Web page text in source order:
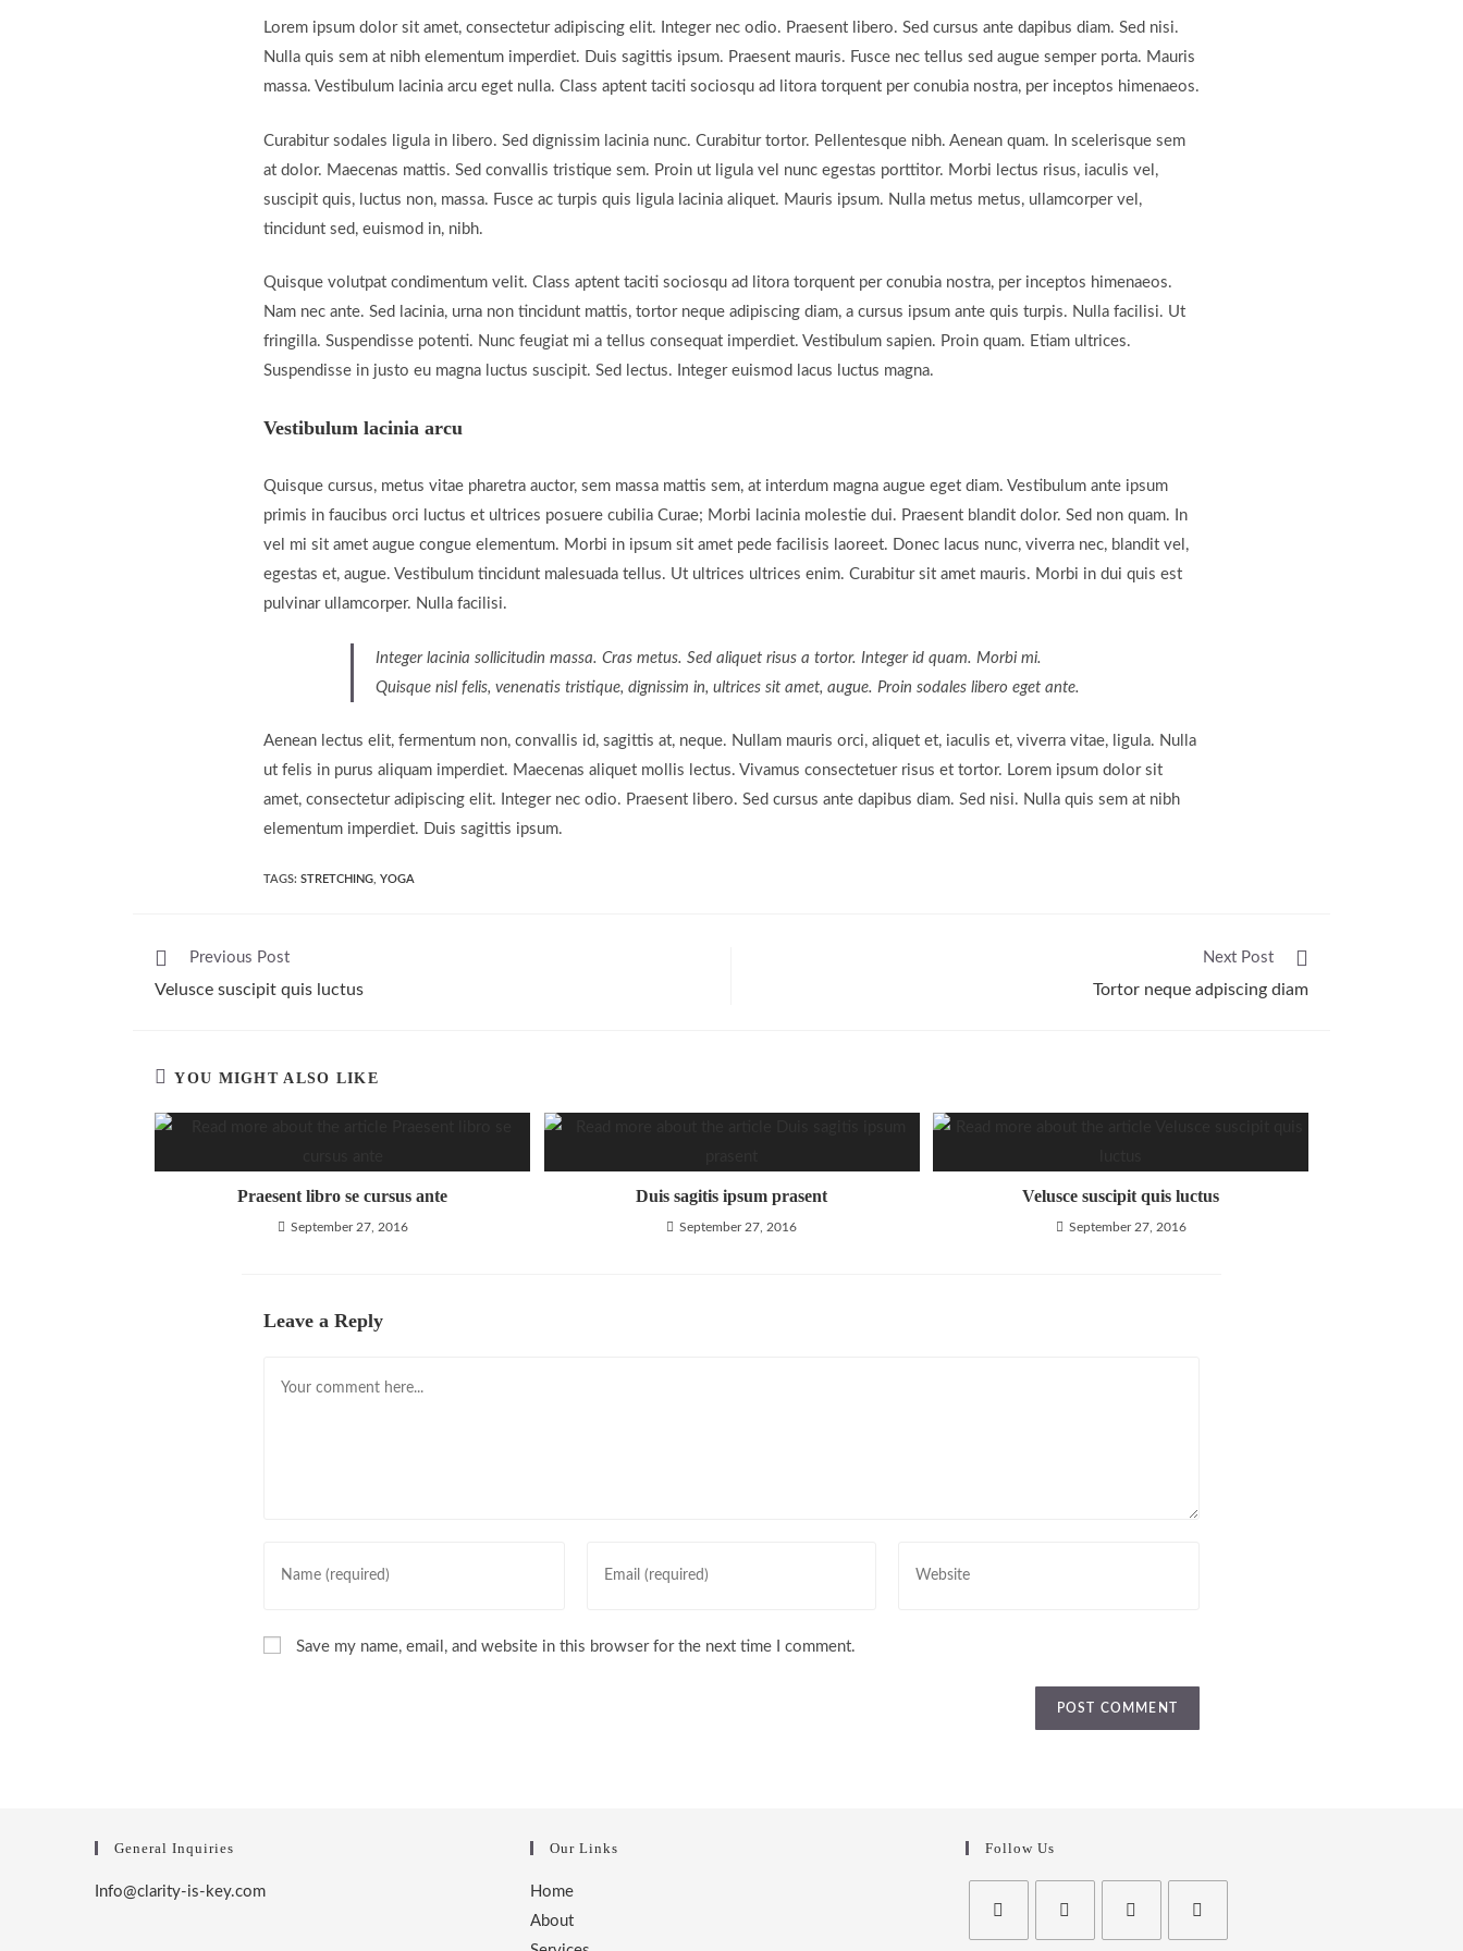
Lorem ipsum dolor sit amet, consectetur adipiscing elit. Integer nec odio. Praesent libero. Sed cursus ante dapibus diam. Sed nisi.
Nulla quis sem at nibh elementum imperdiet. Duis sagittis ipsum. Praesent mauris. Fusce nec tellus sed augue semper porta. Mauris
massa. Vestibulum lacinia arcu eget nulla. Class aptent taciti sociosqu ad litora torquent per conubia nostra, per inceptos himenaeos.
Curabitur sodales ligula in libero. Sed dignissim lacinia nunc. Curabitur tortor. Pellentesque nibh. Aenean quam. In scelerisque sem
at dolor. Maecenas mattis. Sed convallis tristique sem. Proin ut ligula vel nunc egestas porttitor. Morbi lectus risus, iaculis vel,
suscipit quis, luctus non, massa. Fusce ac turpis quis ligula lacinia aliquet. Mauris ipsum. Nulla metus metus, ullamcorper vel,
tincidunt sed, euismod in, nibh.
Quisque volutpat condimentum velit. Class aptent taciti sociosqu ad litora torquent per conubia nostra, per inceptos himenaeos.
Nam nec ante. Sed lacinia, urna non tincidunt mattis, tortor neque adipiscing diam, a cursus ipsum ante quis turpis. Nulla facilisi. Ut
fringilla. Suspendisse potenti. Nunc feugiat mi a tellus consequat imperdiet. Vestibulum sapien. Proin quam. Etiam ultrices.
Suspendisse in justo eu magna luctus suscipit. Sed lectus. Integer euismod lacus luctus magna.
Vestibulum lacinia arcu
Quisque cursus, metus vitae pharetra auctor, sem massa mattis sem, at interdum magna augue eget diam. Vestibulum ante ipsum
primis in faucibus orci luctus et ultrices posuere cubilia Curae; Morbi lacinia molestie dui. Praesent blandit dolor. Sed non quam. In
vel mi sit amet augue congue elementum. Morbi in ipsum sit amet pede facilisis laoreet. Donec lacus nunc, viverra nec, blandit vel,
egestas et, augue. Vestibulum tincidunt malesuada tellus. Ut ultrices ultrices enim. Curabitur sit amet mauris. Morbi in dui quis est
pulvinar ullamcorper. Nulla facilisi.
Integer lacinia sollicitudin massa. Cras metus. Sed aliquet risus a tortor. Integer id quam. Morbi mi.
Quisque nisl felis, venenatis tristique, dignissim in, ultrices sit amet, augue. Proin sodales libero eget ante.
Aenean lectus elit, fermentum non, convallis id, sagittis at, neque. Nullam mauris orci, aliquet et, iaculis et, viverra vitae, ligula. Nulla
ut felis in purus aliquam imperdiet. Maecenas aliquet mollis lectus. Vivamus consectetuer risus et tortor. Lorem ipsum dolor sit
amet, consectetur adipiscing elit. Integer nec odio. Praesent libero. Sed cursus ante dapibus diam. Sed nisi. Nulla quis sem at nibh
elementum imperdiet. Duis sagittis ipsum.
TAGS: STRETCHING YOGA
Read
articles
Previous Post
Velusce suscipit quis luctus
Next Post
Tortor neque adpiscing diam
YOU MIGHT ALSO LIKE
Praesent libro se cursus ante
September 27, 2016
Duis sagitis ipsum prasent
September 27, 2016
Velusce suscipit quis luctus
September 27, 2016
Leave a Reply
your
or
your
your
Save my name, email, and website in this browser for the next time I comment.
General Inquiries
Info@clarity-is-key.com
Our Links
Home
About
Follow Us